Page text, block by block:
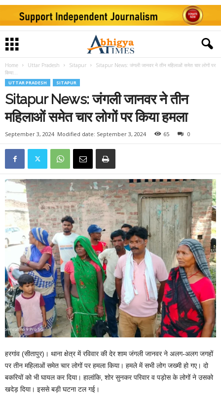
Home Uttar Pradesh Sitapur
Sitapur News: जंगली जानवर ने तीन महिलाओं समेत चार लोगों पर
किया...
UTTAR PRADESH SITAPUR
Sitapur News: जंगली जानवर ने तीन
महिलाओं समेत चार लोगों पर किया हमला
September 3, 2024 Modified date: September 3, 2024 65 0
हरगांव (सीतापुर)। थाना क्षेत्र में रविवार की देर शाम जंगली जानवर ने अलग-अलग जगहों
पर तीन महिलाओं समेत चार लोगों पर हमला किया। हमले में सभी लोग जख्मी हो गए। दो
बकरियों को भी घायल कर दिया। हालांकि, शोर सुनकर परिवार व पड़ोस के लोगों ने उसको
खदेड़ दिया। इससे बड़ी घटना टल गई।